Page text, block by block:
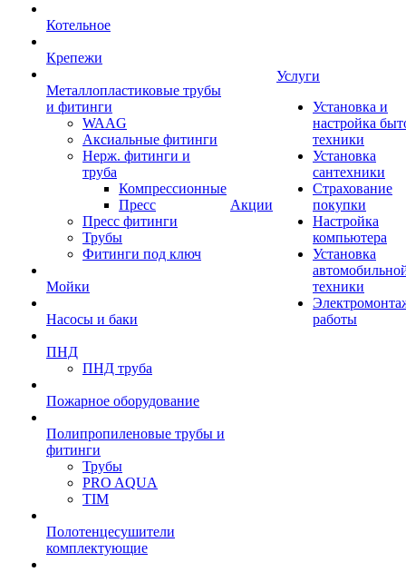
Котельное
Крепежи
Металлопластиковые трубы
и фитинги
WAAG
Аксиальные фитинги
Нерж. фитинги и
труба
Компрессионные
Пресс
Пресс фитинги
Трубы
Фитинги под ключ
Мойки
Насосы и баки
ПНД
ПНД труба
Пожарное оборудование
Полипропиленовые трубы и
фитинги
Трубы
PRO AQUA
TIM
Полотенцесушители
комплектующие
Акции
Услуги
Установка и
настройка
техники
Установка
сантехники
Страхование
покупки
Настройка
компьютера
Установка
техники
работы